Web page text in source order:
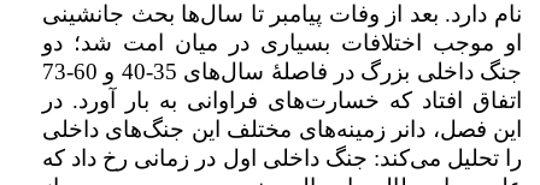
نام دارد. بعد از وفات پیامبر تا سال‌ها بحث جانشینی
او موجب اختلافات بسیاری در میان امت شد؛ دو
جنگ داخلی بزرگ در فاصلۀ سال‌های 35-40 و 60-73
اتفاق افتاد که خسارت‌های فراوانی به بار آورد. در
این فصل، دانر زمینه‌های مختلف این جنگ‌های داخلی
را تحلیل می‌کند: جنگ داخلی اول در زمانی رخ داد که